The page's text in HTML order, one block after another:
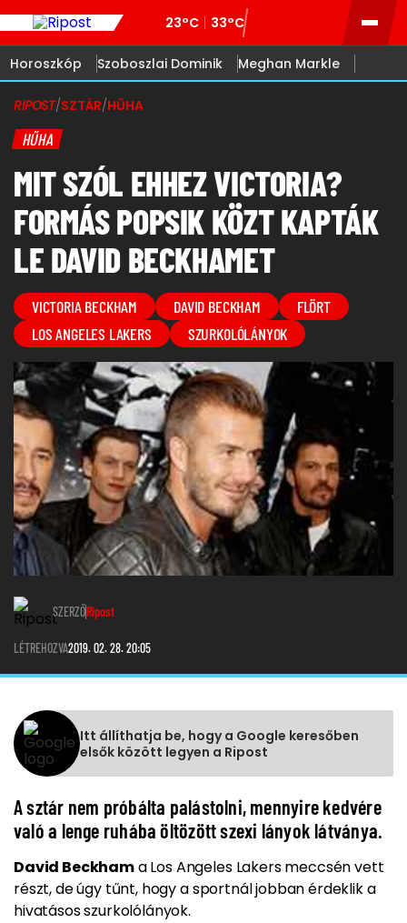
23°C 33°C
Horoszkóp Szoboszlai Dominik Meghan Markle
RIPOST/SZTÁR/HŰHA
HŰHA
MIT SZÓL EHHEZ VICTORIA?
FORMÁS POPSIK KÖZT KAPTÁK
LE DAVID BECKHAMET
VICTORIA BECKHAM DAVID BECKHAM
FLÖRT
LOS ANGELES LAKERS
SZURKOLÓLÁNYOK
SZERZŐRipost
LÉTREHOZVA2019. 02. 28. 20:05
Itt állíthatja be, hogy a Google keresőben
elsők között legyen a Ripost
A sztár nem próbálta palástolni, mennyire kedvére
való a lenge ruhába öltözött szexi lányok látványa.
David Beckhama Los Angeles Lakers meccsén vett
részt, de úgy tűnt, hogya sportnál jobban érdeklik a
hivatásos szurkolólányok.